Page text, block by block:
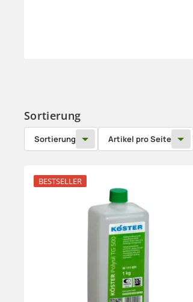
Sortierung
Sortierung Artikel pro Seite
BESTSELLER